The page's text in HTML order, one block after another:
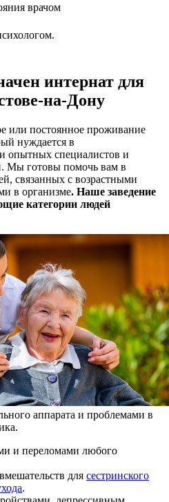
врачом
интернат для
на-Дону
или постоянное проживание
нуждается в
опытных специалистов и
Мы готовы помочь вам в
связанных с возрастными
в организме. Наше заведение
категории людей
аппарата и проблемами в
и переломами любого
для сестринского
.